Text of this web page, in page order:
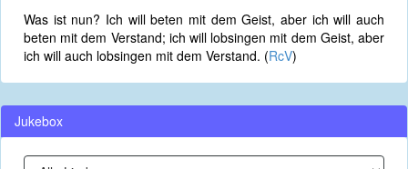
Was ist nun? Ich will beten mit dem Geist, aber ich will auch
beten mit dem Verstand; ich will lobsingen mit dem Geist, aber
ich will auch lobsingen mit dem Verstand. (RcV)
Jukebox